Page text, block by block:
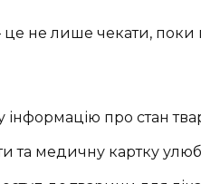
це не лише чекати, поки
інформацію про стан
та медичну картку